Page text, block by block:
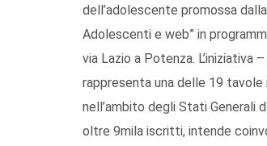
dell’adolescente promossa
Adolescenti e web” in
via Lazio a Potenza. L’iniziativa
rappresenta una delle 19
nell’ambito degli Stati Generali
oltre 9mila iscritti, intende